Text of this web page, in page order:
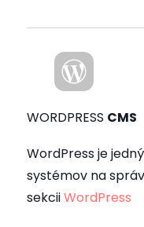
WORDPRESS CMS
WordPress je
systémov na
sekciiWordPress